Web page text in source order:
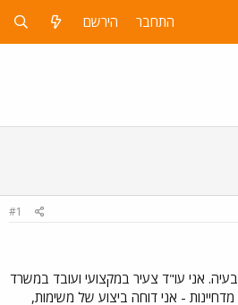
התחבר הירשם
#1
אני עו"ד צעיר במקצועי ועובד במשרד
מדחיינות - אני דוחה ביצוע של משימות,